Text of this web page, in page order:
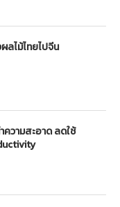
ลไม้ไทยไปจีน
วามสะอาด ลดใช้